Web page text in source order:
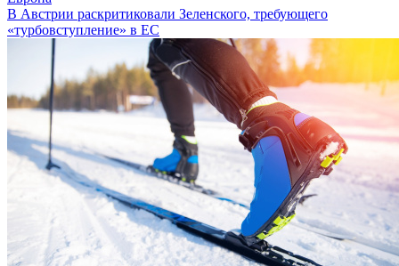
В Австрии раскритиковали Зеленского, требующего
«турбовступление» в ЕС